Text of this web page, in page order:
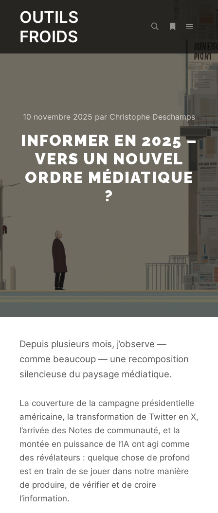
OUTILS
FROIDS
10 novembre 2025 par Christophe Deschamps
INFORMER EN 2025 –
VERS UN NOUVEL
ORDRE MÉDIATIQUE
?
Depuis plusieurs mois, j’observe —
comme beaucoup — une recomposition
silencieuse du paysage médiatique.
La couverture de la campagne présidentielle
américaine, la transformation de Twitter en X,
l’arrivée des Notes de communauté, et la
montée en puissance de l’IA ont agi comme
des révélateurs : quelque chose de profond
est en train de se jouer dans notre manière
de produire, de vérifier et de croire
l’information.